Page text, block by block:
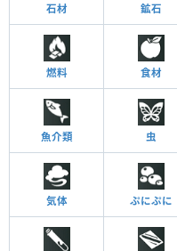
石材 鉱石
燃料 食材
魚介類 虫
気体 ぷにぷに